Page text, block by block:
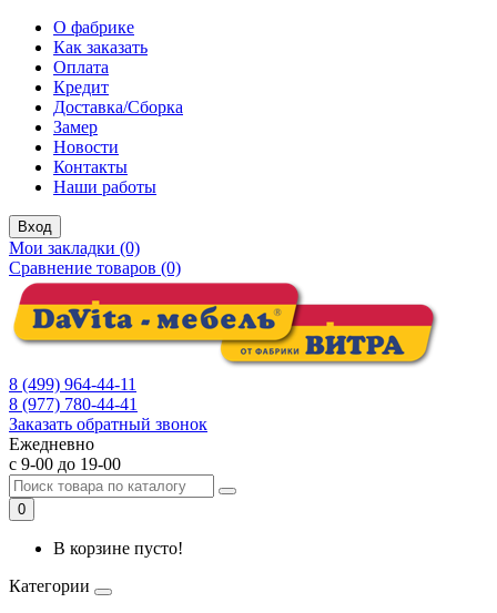
О фабрике
Как заказать
Оплата
Кредит
Доставка/Сборка
Замер
Новости
Контакты
Наши работы
Вход
Мои закладки (0)
Сравнение товаров (0)
8 (499) 964-44-11
8 (977) 780-44-41
Заказать обратный звонок
Ежедневно
с 9-00 до 19-00
0
В корзине пусто!
Категории